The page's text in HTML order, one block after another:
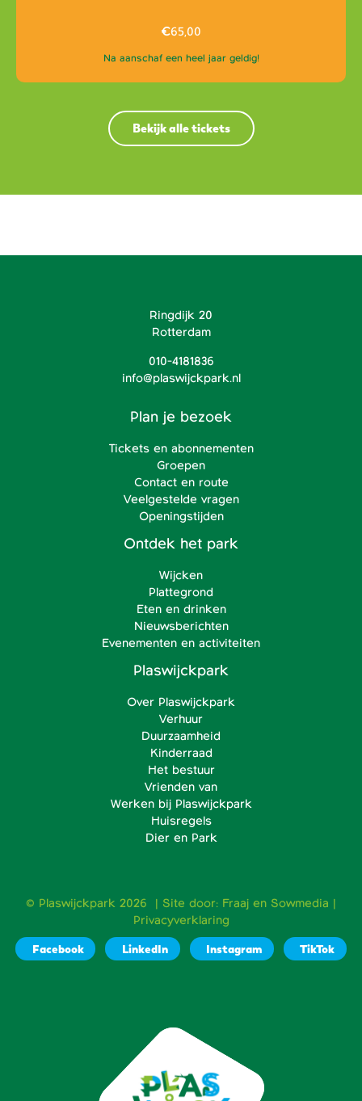
€65,00
Na aanschaf een heel jaar geldig!
Bekijk alle tickets
Ringdijk 20
Rotterdam
010-4181836
info@plaswijckpark.nl
Plan je bezoek
Tickets en abonnementen
Groepen
Contact en route
Veelgestelde vragen
Openingstijden
Ontdek het park
Wijcken
Plattegrond
Eten en drinken
Nieuwsberichten
Evenementen en activiteiten
Plaswijckpark
Over Plaswijckpark
Verhuur
Duurzaamheid
Kinderraad
Het bestuur
Vrienden van
Werken bij Plaswijckpark
Huisregels
Dier en Park
© Plaswijckpark 2026 | Site door: Fraaj en Sowmedia |
Privacyverklaring
Facebook
LinkedIn Instagram TikTok